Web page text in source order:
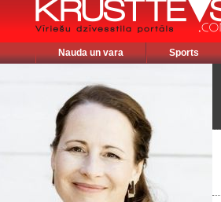
Nauda un vara Sports